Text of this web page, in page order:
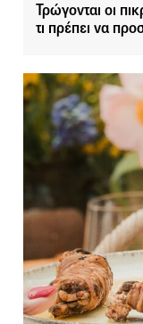
Τρώγονται οι
τι πρέπει να